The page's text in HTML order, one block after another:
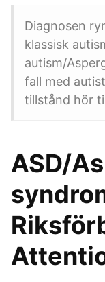
Diagnosen
klassisk
autism/
fall med
tillstånd hör
ASD/